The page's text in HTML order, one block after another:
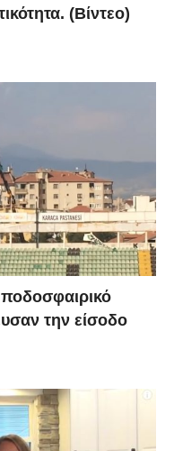
(Βίντεο)
ποδοσφαιρικό
την είσοδο